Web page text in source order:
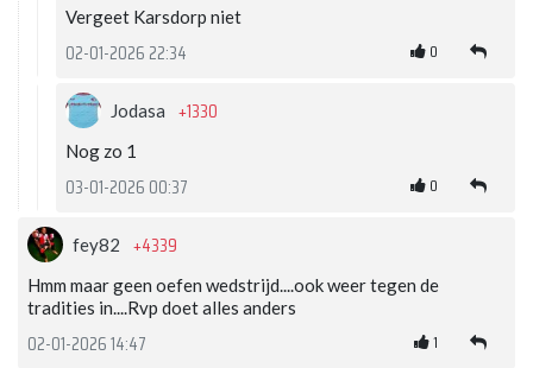
Vergeet Karsdorp niet
02-01-2026 22:34 0
Jodasa +1330
Nog zo 1
03-01-2026 00:37 0
fey82 +4339
Hmm maar geen oefen wedstrijd....ook weer tegen de
tradities in....Rvp doet alles anders
02-01-2026 14:47 1